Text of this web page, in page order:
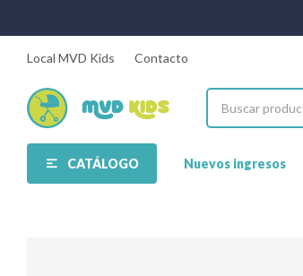
CATÁLOGO Nuevos ingresos
Local MVD Kids Contacto